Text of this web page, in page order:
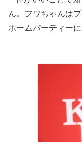
ん。フワちゃんは
ホームパーティーに